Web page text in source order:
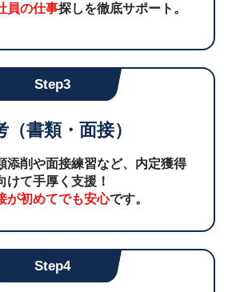
員の仕事探しを徹底サポート。
Step3
（書類・面接）
添削や面接練習など、内定獲得
けて手厚く支援！
が初めてでも安心です。
Step4